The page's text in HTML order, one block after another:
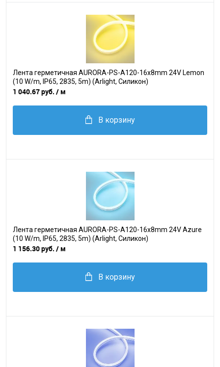
Лента герметичная AURORA-PS-A120-16x8mm 24V Lemon
(10 W/m, IP65, 2835, 5m) (Arlight, Силикон)
1 040.67 руб. / м
В корзину
Лента герметичная AURORA-PS-A120-16x8mm 24V Azure
(10 W/m, IP65, 2835, 5m) (Arlight, Силикон)
1 156.30 руб. / м
В корзину